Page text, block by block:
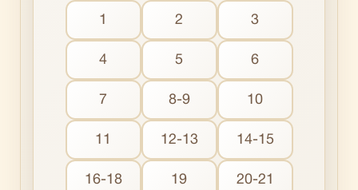
1 2 3
4 5 6
7 8-9 10
11 12-13 14-15
16-18 19 20-21